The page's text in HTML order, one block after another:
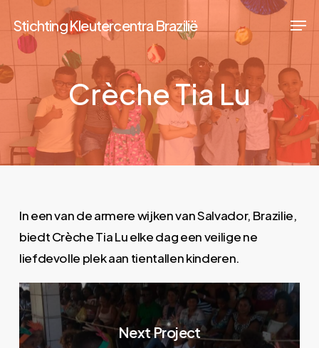
to
main
content
Stichting Kleutercentra Brazilië
Crèche Tia Lu
In een van de armere wijken van Salvador, Brazilie,
biedt Crèche Tia Lu elke dag een veilige ne
liefdevolle plek aan tientallen kinderen.
Next Project
Close
Menu